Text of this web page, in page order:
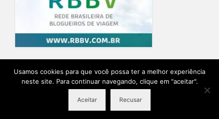
Home Blog Quem Escreve Sobre o Blog Contato
Ensaio Fotográfico na Provence Planeje sua viagem
© 2026 Destino Provence Natalia Itabayana - Desenvolvido por
Usamos cookies para que você possa ter a melhor experiência
neste site. Para continuar navegando, clique em "aceitar".
Aceitar Recusar